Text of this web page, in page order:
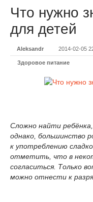
Что нужно
для детей
Aleksandr 2014-02-05
Здоровое питание
Сложно найти
однако, большинство
к употреблению
отметить, что в
согласиться. Только
можно отнести к